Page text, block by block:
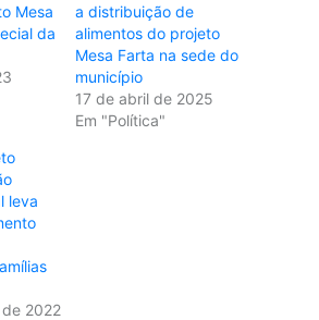
Mesa
da
a distribuição de
alimentos do projeto
Mesa Farta na sede do
município
17 de abril de 2025
Em "Política"
leva
2022